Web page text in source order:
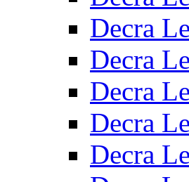
Decra
Decra
Decra
Decra
Decra